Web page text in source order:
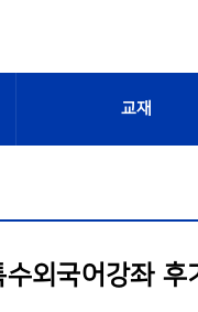
교재
외국어강좌 후